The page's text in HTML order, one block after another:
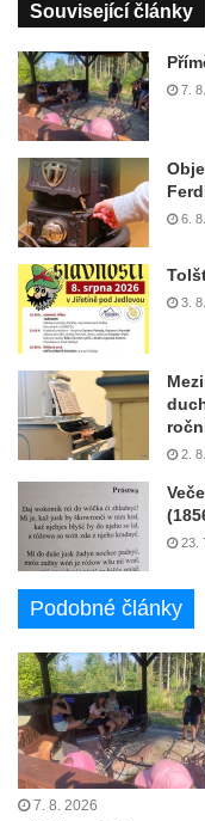
Související články
7.
6.
3.
2.
23.
Podobné články
7. 8. 2026